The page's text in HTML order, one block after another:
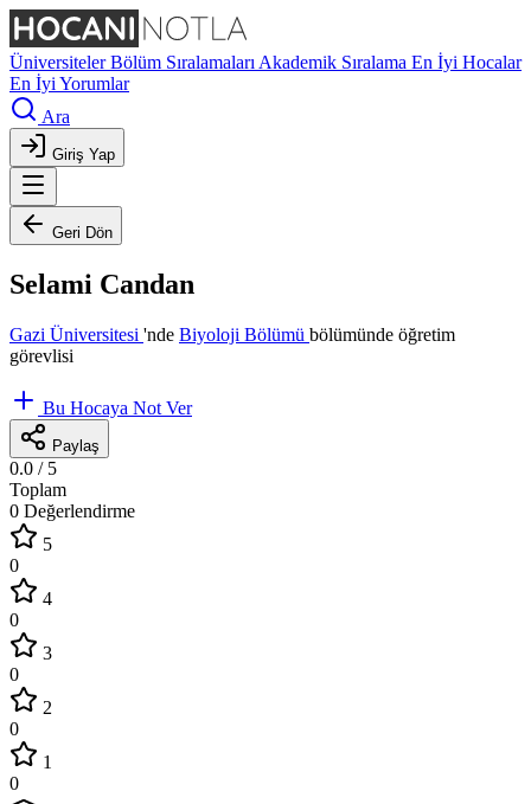
ÜniversitelerBölüm Sıralamaları Akademik Sıralama En İyi Hocalar
En İyi Yorumlar
Ara
Giriş Yap
Geri Dön
Selami Candan
Gazi Üniversitesi 'nde Biyoloji Bölümü bölümünde öğretim
görevlisi
Bu Hocaya Not Ver
Paylaş
0.0 / 5
Toplam
0 Değerlendirme
5
0
4
0
3
0
2
0
1
0